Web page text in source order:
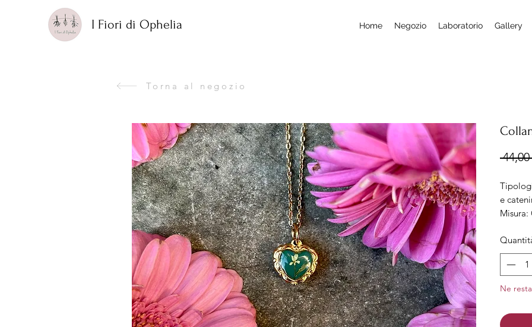
I Fiori di Ophelia Home Negozio Laboratorio Gallery
Torna al negozio
44,00
e
nichel
Ne